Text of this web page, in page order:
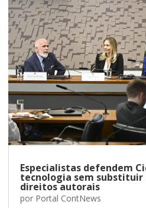
Especialistas defendem
tecnologia sem substituir
direitos autorais
por Portal ContNews